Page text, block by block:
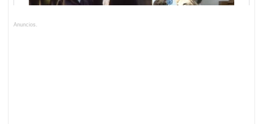
Anuncios.